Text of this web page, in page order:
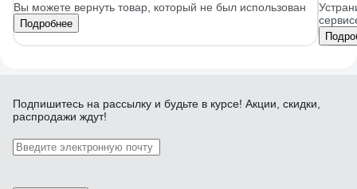
Вы можете вернуть товар, который не был использован
Подробнее
Подпишитесь на рассылку и будьте в курсе! Акции, скидки,
распродажи ждут!